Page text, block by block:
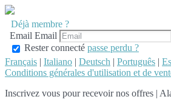
Déjà membre ?
Email Email
Rester connecté passe perdu ?
Français | Italiano | Deutsch | Português |
Conditions générales d'utilisation et de
Inscrivez vous pour recevoir nos offres |